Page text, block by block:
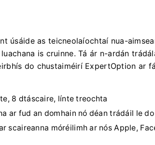
úsáide as teicneolaíochtaí nua-
is cruinne. Tá ár n-ardán
do chustaiméirí ExpertOption ar
8 dtáscaire, línte treochta
ar fud an domhain nó déan trádáil le
scaireanna móréilimh ar nós Apple,